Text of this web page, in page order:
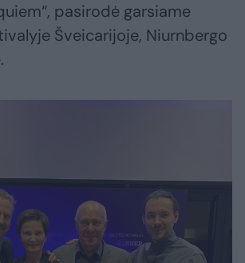
pasirodė garsiame
Šveicarijoje, Niurnbergo